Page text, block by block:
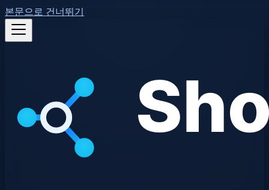
본문으로 건너뛰기